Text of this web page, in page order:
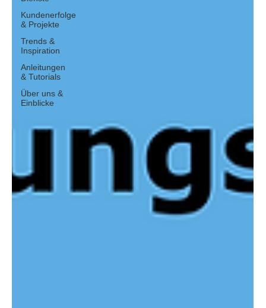
Kundenerfolge
& Projekte
Trends &
Inspiration
Anleitungen
& Tutorials
Über uns &
Einblicke